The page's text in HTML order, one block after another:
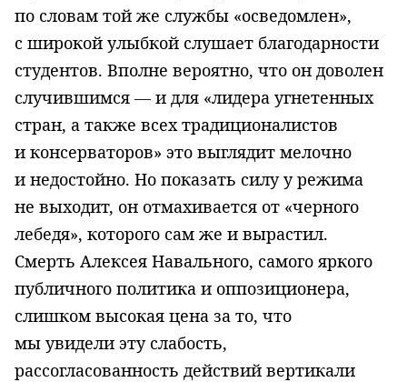
по словам той же службы «осведомлен»,
с широкой улыбкой слушает благодарности
студентов. Вполне вероятно, что он доволен
случившимся — и для «лидера угнетенных
стран, а также всех традиционалистов
и консерваторов» это выглядит мелочно
и недостойно. Но показать силу у режима
не выходит, он отмахивается от «черного
лебедя», которого сам же и вырастил.
Смерть Алексея Навального, самого яркого
публичного политика и оппозиционера,
слишком высокая цена за то, что
мы увидели эту слабость,
рассогласованность действий вертикали